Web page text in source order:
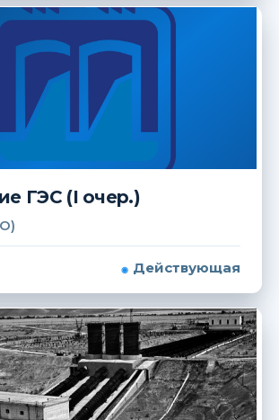
ГЭС (I очер.)
Действующая